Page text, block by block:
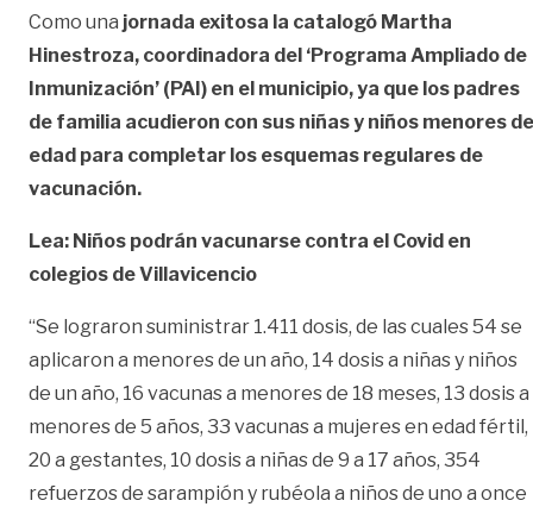
Como una jornada exitosa la catalogó Martha
Hinestroza, coordinadora del ‘Programa Ampliado de
Inmunización’ (PAI) en el municipio, ya que los padres
de familia acudieron con sus niñas y niños menores de
edad para completar los esquemas regulares de
vacunación.
Lea: Niños podrán vacunarse contra el Covid en
colegios de Villavicencio
“Se lograron suministrar 1.411 dosis, de las cuales 54 se
aplicaron a menores de un año, 14 dosis a niñas y niños
de un año, 16 vacunas a menores de 18 meses, 13 dosis a
menores de 5 años, 33 vacunas a mujeres en edad fértil,
20 a gestantes, 10 dosis a niñas de 9 a 17 años, 354
refuerzos de sarampión y rubéola a niños de uno a once